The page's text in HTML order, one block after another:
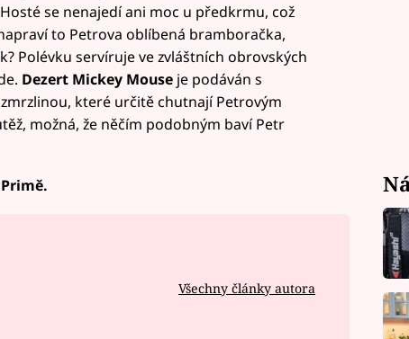
Hosté se nenajedí ani moc u předkrmu, což
to Petrova oblíbená bramboračka,
Polévku servíruje ve zvláštních obrovských
Dezert Mickey Mouseje podáván s
které určitě chutnají Petrovým
možná, že něčím podobným baví Petr
Všechny články autora